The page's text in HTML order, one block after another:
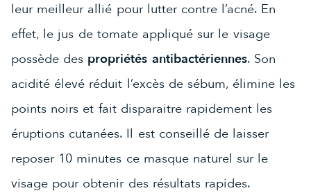
leur meilleur allié pour lutter contre l’acné. En
effet, le jus de tomate appliqué sur le visage
possède des propriétés antibactériennes. Son
acidité élevé réduit l’excès de sébum, élimine les
points noirs et fait disparaitre rapidement les
éruptions cutanées. Il est conseillé de laisser
reposer 10 minutes ce masque naturel sur le
visage pour obtenir des résultats rapides.